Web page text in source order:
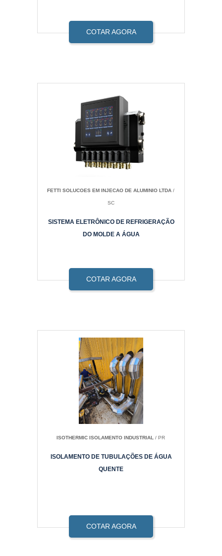
COTAR AGORA
FETTI SOLUCOES EM INJECAO DE ALUMINIO LTDA /
SC
SISTEMA ELETRÔNICO DE REFRIGERAÇÃO
DO MOLDE A ÁGUA
COTAR AGORA
ISOTHERMIC ISOLAMENTO INDUSTRIAL / PR
ISOLAMENTO DE TUBULAÇÕES DE ÁGUA
QUENTE
COTAR AGORA